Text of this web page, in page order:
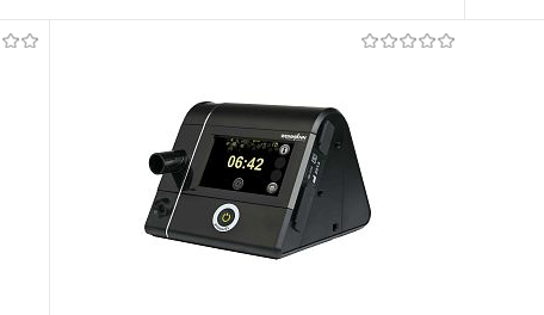
В избранное Недоступно